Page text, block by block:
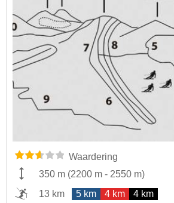
Waardering
350 m (2200 m - 2550 m)
13 km
5 km 4 km 4 km